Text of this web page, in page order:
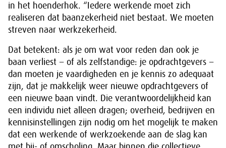
in het hoenderhok. “Iedere werkende moet zich
realiseren dat baanzekerheid niet bestaat. We moeten
streven naar werkzekerheid.
Dat betekent: als je om wat voor reden dan ook je
baan verliest − of als zelfstandige: je opdrachtgevers −
dan moeten je vaardigheden en je kennis zo adequaat
zijn, dat je makkelijk weer nieuwe opdrachtgevers of
een nieuwe baan vindt. Die verantwoordelijkheid kan
een individu niet alleen dragen; overheid, bedrijven en
kennisinstellingen zijn nodig om het mogelijk te maken
dat een werkende of werkzoekende aan de slag kan